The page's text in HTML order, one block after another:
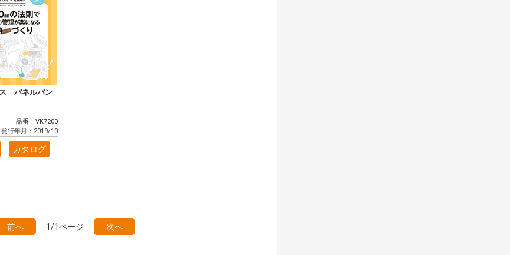
パネルパン
品番：VK7200
発行年月：2019/10
カタログ
前へ 1/1ページ 次へ